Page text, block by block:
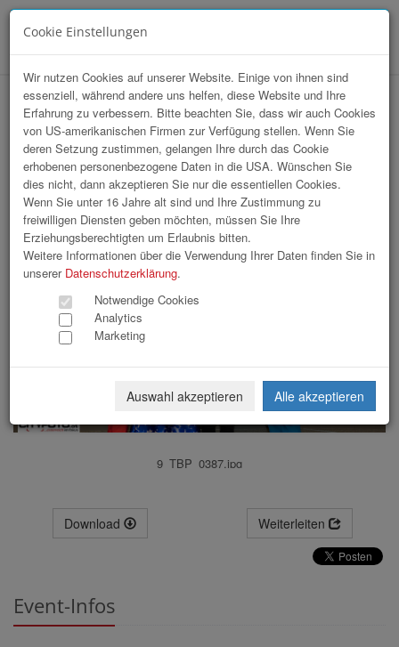
Branchentag G'sundheitshandwerker
2026
9_TBP_0387.jpg
Download Weiterleiten
Event-Infos
Cookie Einstellungen
Wir nutzen Cookies auf unserer Website. Einige von ihnen sind
essenziell, während andere uns helfen, diese Website und Ihre
Erfahrung zu verbessern. Bitte beachten Sie, dass wir auch Cookies
von US-amerikanischen Firmen zur Verfügung stellen. Wenn Sie
deren Setzung zustimmen, gelangen Ihre durch das Cookie
erhobenen personenbezogene Daten in die USA. Wünschen Sie
dies nicht, dann akzeptieren Sie nur die essentiellen Cookies.
Wenn Sie unter 16 Jahre alt sind und Ihre Zustimmung zu
freiwilligen Diensten geben möchten, müssen Sie Ihre
Erziehungsberechtigten um Erlaubnis bitten.
Weitere Informationen über die Verwendung Ihrer Daten finden Sie in
unserer Datenschutzerklärung.
Notwendige Cookies
Analytics
Marketing
Auswahl akzeptieren Alle akzeptieren